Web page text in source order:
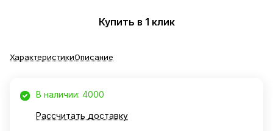
Купить в 1 клик
ХарактеристикиОписание
В наличии: 4000
Рассчитать доставку